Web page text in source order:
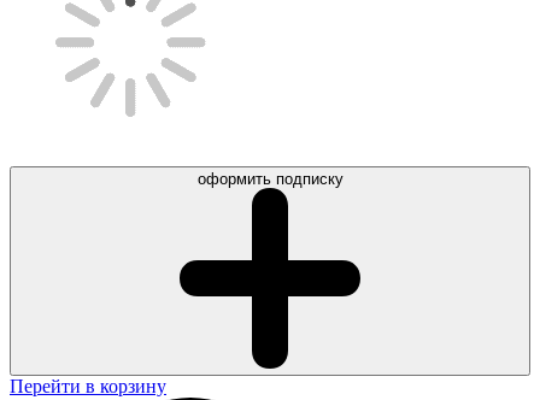
оформить подписку
Перейти в корзину